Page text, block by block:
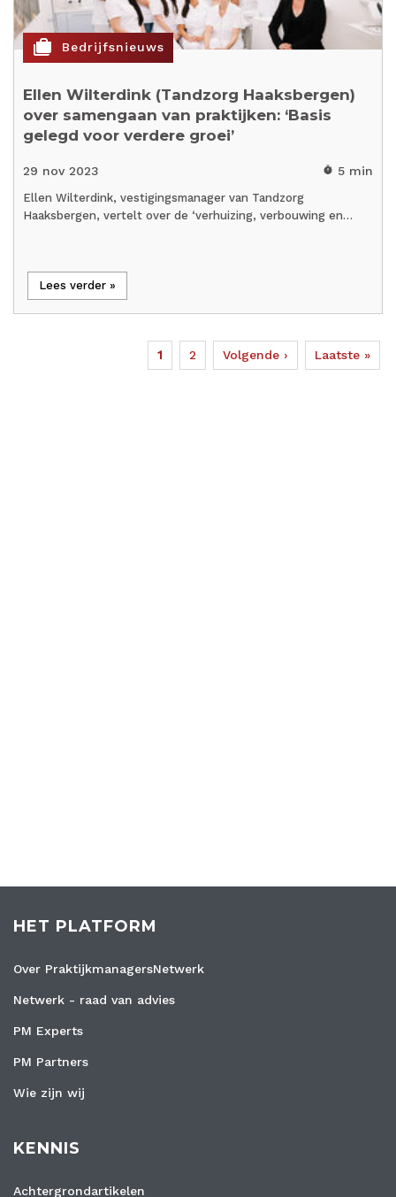
cases Bedrijfsnieuws
Ellen Wilterdink (Tandzorg Haaksbergen)
over samengaan van praktijken: ‘Basis
gelegd voor verdere groei’
29 nov 2023 timer 5 min
Ellen Wilterdink, vestigingsmanager van Tandzorg
Haaksbergen, vertelt over de ‘verhuizing, verbouwing en…
Lees verder »
Huidige
pagina
1 Page
2
Volgende
pagina
Volgende ›
Laatste
pagina
Laatste »
HET PLATFORM
Over PraktijkmanagersNetwerk
Netwerk - raad van advies
PM Experts
PM Partners
Wie zijn wij
KENNIS
Achtergrondartikelen